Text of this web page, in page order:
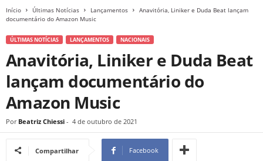
Início Últimas Notícias Lançamentos
Anavitória, Liniker e Duda Beat lançam
documentário do Amazon Music
ÚLTIMAS NOTÍCIAS LANÇAMENTOS NACIONAIS
Anavitória, Liniker e Duda Beat
lançam documentário do
Amazon Music
Por Beatriz Chiessi - 4 de outubro de 2021
Compartilhar Facebook